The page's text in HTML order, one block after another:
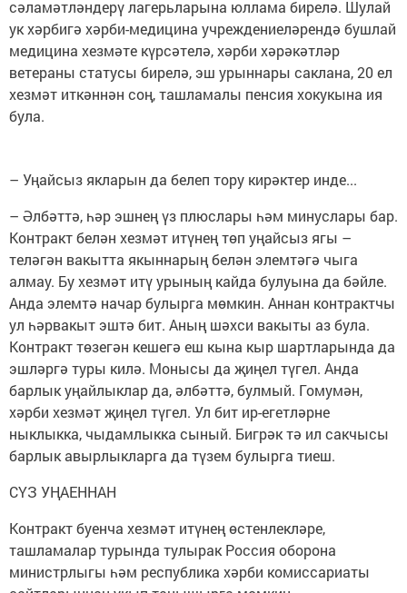
сәламәтләндерү лагерьларына юллама бирелә. Шулай
ук хәрбигә хәрби-медицина учреждениеләрендә бушлай
медицина хезмәте күрсәтелә, хәрби хәрәкәтләр
ветераны статусы бирелә, эш урыннары саклана, 20 ел
хезмәт иткәннән соң, ташламалы пенсия хокукына ия
була.
– Уңайсыз якларын да белеп тору кирәктер инде...
– Әлбәттә, һәр эшнең үз плюслары һәм минуслары бар.
Контракт белән хезмәт итүнең төп уңайсыз ягы –
теләгән вакытта якыннарың белән элемтәгә чыга
алмау. Бу хезмәт итү урының кайда булуына да бәйле.
Анда элемтә начар булырга мөмкин. Аннан контрактчы
ул һәрвакыт эштә бит. Аның шәхси вакыты аз була.
Контракт төзегән кешегә еш кына кыр шартларында да
эшләргә туры килә. Монысы да җиңел түгел. Анда
барлык уңайлыклар да, әлбәттә, булмый. Гомумән,
хәрби хезмәт җиңел түгел. Ул бит ир-егетләрне
ныклыкка, чыдамлыкка сыный. Бигрәк тә ил сакчысы
барлык авырлыкларга да түзем булырга тиеш.
СҮЗ УҢАЕННАН
Контракт буенча хезмәт итүнең өстенлекләре,
ташламалар турында тулырак Россия оборона
министрлыгы һәм республика хәрби комиссариаты